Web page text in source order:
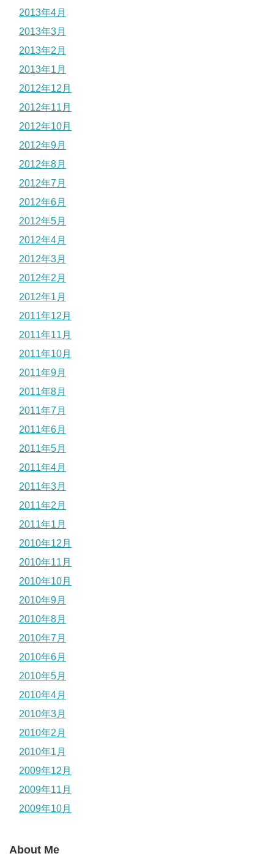
2013年4月
2013年3月
2013年2月
2013年1月
2012年12月
2012年11月
2012年10月
2012年9月
2012年8月
2012年7月
2012年6月
2012年5月
2012年4月
2012年3月
2012年2月
2012年1月
2011年12月
2011年11月
2011年10月
2011年9月
2011年8月
2011年7月
2011年6月
2011年5月
2011年4月
2011年3月
2011年2月
2011年1月
2010年12月
2010年11月
2010年10月
2010年9月
2010年8月
2010年7月
2010年6月
2010年5月
2010年4月
2010年3月
2010年2月
2010年1月
2009年12月
2009年11月
2009年10月
About Me